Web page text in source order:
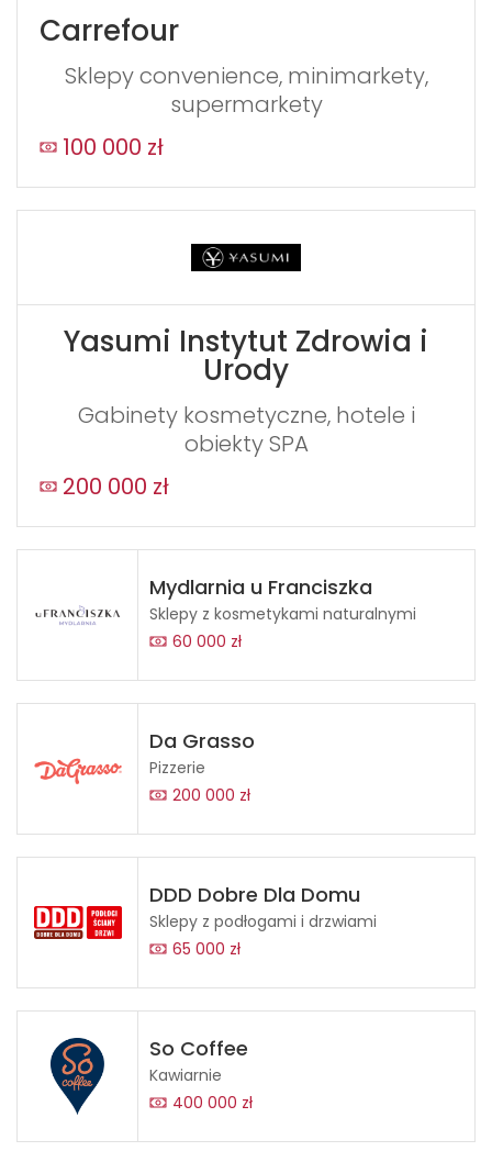
Carrefour
Sklepy convenience, minimarkety,
supermarkety
100 000 zł
Yasumi Instytut Zdrowia i
Urody
Gabinety kosmetyczne, hotele i
obiekty SPA
200 000 zł
Mydlarnia u Franciszka
Sklepy z kosmetykami naturalnymi
60 000 zł
Da Grasso
Pizzerie
200 000 zł
DDD Dobre Dla Domu
Sklepy z podłogami i drzwiami
65 000 zł
So Coffee
Kawiarnie
400 000 zł